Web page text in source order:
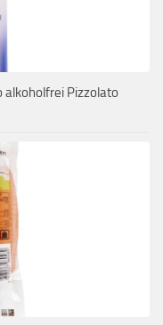
alkoholfrei Pizzolato